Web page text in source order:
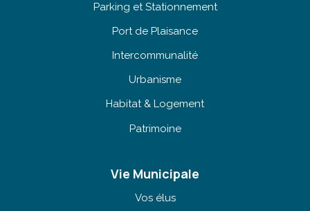
Parking et Stationnement
Port de Plaisance
Intercommunalité
Urbanisme
Habitat & Logement
Patrimoine
Vie Municipale
Vos élus